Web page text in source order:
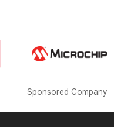
Sponsored Company